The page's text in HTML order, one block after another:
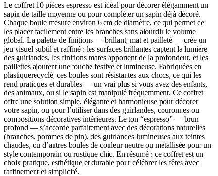
Le coffret 10 pièces espresso est idéal pour décorer élégamment un
sapin de taille moyenne ou pour compléter un sapin déjà décoré.
Chaque boule mesure environ 6 cm de diamètre, ce qui permet de
les placer facilement entre les branches sans alourdir le volume
global. La palette de finitions — brillant, mat et pailleté — crée un
jeu visuel subtil et raffiné : les surfaces brillantes captent la lumière
des guirlandes, les finitions mates apportent de la profondeur, et les
paillettes ajoutent une touche festive et lumineuse. Fabriquées en
plastiquerecyclé, ces boules sont résistantes aux chocs, ce qui les
rend pratiques et durables — un vrai plus si vous avez des enfants,
des animaux, ou si le sapin est manipulé fréquemment. Ce coffret
offre une solution simple, élégante et harmonieuse pour décorer
votre sapin, ou pour l’utiliser dans des guirlandes, couronnes ou
compositions décoratives intérieures. Le ton “espresso” — brun
profond — s’accorde parfaitement avec des décorations naturelles
(branches, pommes de pin), des guirlandes lumineuses aux teintes
chaudes, ou d’autres boules de couleur neutre ou métallisée pour un
style contemporain ou rustique chic. En résumé : ce coffret est un
choix pratique, esthétique et durable pour célébrer les fêtes avec
raffinement et simplicité.